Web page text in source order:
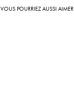
VOUS POURRIEZ AUSSI AIMER